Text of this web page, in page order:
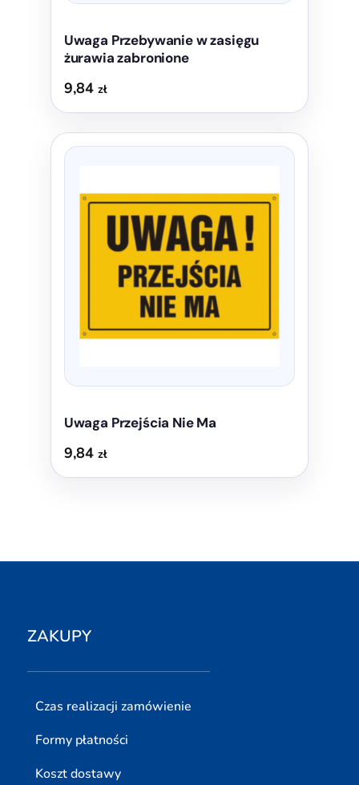
Uwaga Przebywanie w zasięgu
żurawia zabronione
9,84 zł
Uwaga Przejścia Nie Ma
9,84 zł
Ten
wiele
stronie
ZAKUPY
Czas realizacji zamówienie
Formy płatności
Koszt dostawy